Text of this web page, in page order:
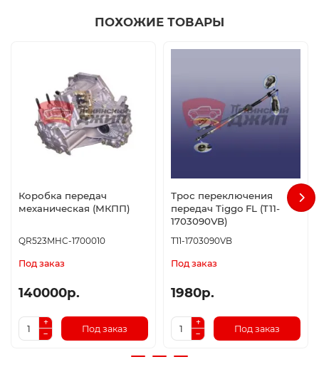
ПОХОЖИЕ ТОВАРЫ
Коробка передач
механическая (МКПП)
QR523MHC-1700010
Под заказ
140000р.
Под заказ
Трос переключения
передач Tiggo FL (T11-
1703090VB)
T11-1703090VB
Под заказ
1980р.
Под заказ